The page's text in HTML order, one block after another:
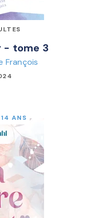
- tome 3
François
ANS